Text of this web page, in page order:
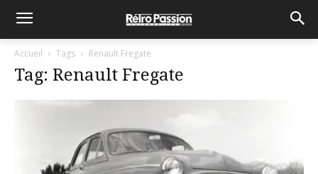
Accueil Tags Renault Fregate
Tag: Renault Fregate